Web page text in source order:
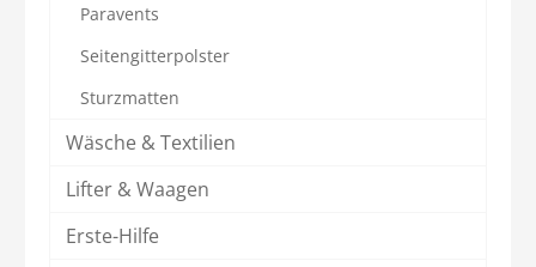
Paravents
Seitengitterpolster
Sturzmatten
Wäsche & Textilien
Lifter & Waagen
Erste-Hilfe